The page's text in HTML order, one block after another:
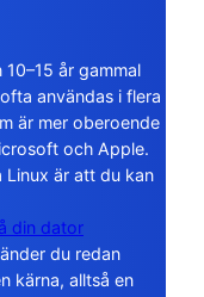
år gammal
användas i flera
är mer oberoende
och Apple.
är att du kan
din dator
du redan
kärna, alltså en